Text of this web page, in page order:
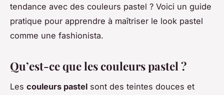
tendance avec des couleurs pastel ? Voici un guide
pratique pour apprendre à maîtriser le look pastel
comme une fashionista.
Qu’est-ce que les couleurs pastel ?
Les couleurs pastel sont des teintes douces et